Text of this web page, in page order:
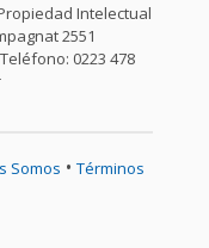
Intelectual
2551
0223 478
Somos • Términos